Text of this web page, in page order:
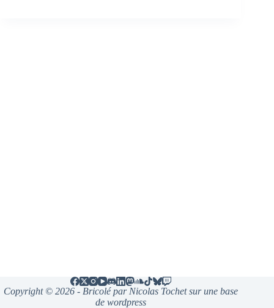
Copyright © 2026 - Bricolé par Nicolas Tochet sur une base
de wordpress